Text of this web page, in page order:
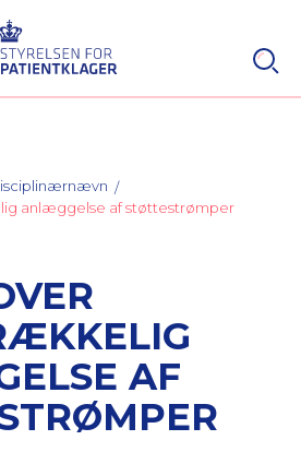
anlæggelse af støttestrømper
AF